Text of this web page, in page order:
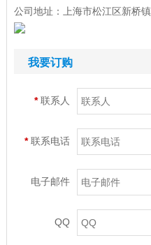
公司地址：上海市松江区新桥
我要订购
*联系人
*联系电话
电子邮件
QQ